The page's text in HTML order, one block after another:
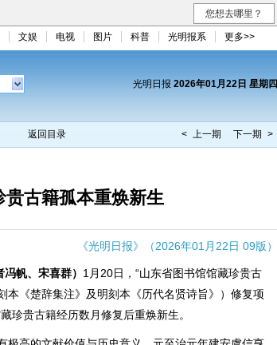
您想去哪里？
文娱 电视 图片 科普 光明报系 更多>>
光明日报 2026年01月22日 星期四
返回目录 < 上一期 下一期 >
贵古籍孤本重焕新生
《光明日报》（2026年01月22日 09版）
帆、宋喜群） 1月20日，“山东省图书馆馆藏珍贵古
本《楚辞集注》及明刻本《历代名贤诗旨》）修复项
珍贵古籍经历数月修复后重焕新生。